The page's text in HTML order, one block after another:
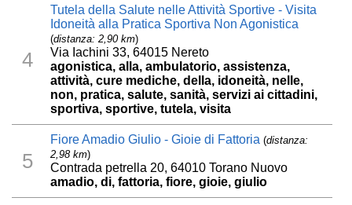
4
Tutela della Salute nelle Attività Sportive - Visita
Idoneità alla Pratica Sportiva Non Agonistica
(distanza: 2,90 km)
Via Iachini 33, 64015 Nereto
agonistica, alla, ambulatorio, assistenza,
attività, cure mediche, della, idoneità, nelle,
non, pratica, salute, sanità, servizi ai cittadini,
sportiva, sportive, tutela, visita
5
Fiore Amadio Giulio - Gioie di Fattoria (distanza:
2,98 km)
Contrada petrella 20, 64010 Torano Nuovo
amadio, di, fattoria, fiore, gioie, giulio